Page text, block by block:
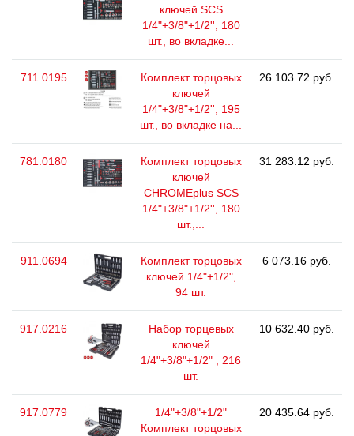
ключей SCS
1/4"+3/8"+1/2'', 180
шт., во вкладке...
711.0195
Комплект торцовых
ключей
1/4"+3/8"+1/2'', 195
шт., во вкладке на...
26 103.72 руб.
781.0180
Комплект торцовых
ключей
CHROMEplus SCS
1/4"+3/8"+1/2'', 180
шт.,...
31 283.12 руб.
911.0694
Комплект торцовых
ключей 1/4"+1/2",
94 шт.
6 073.16 руб.
917.0216
Набор торцевых
ключей
1/4"+3/8"+1/2" , 216
шт.
10 632.40 руб.
917.0779
1/4"+3/8"+1/2"
Комплект торцовых
20 435.64 руб.